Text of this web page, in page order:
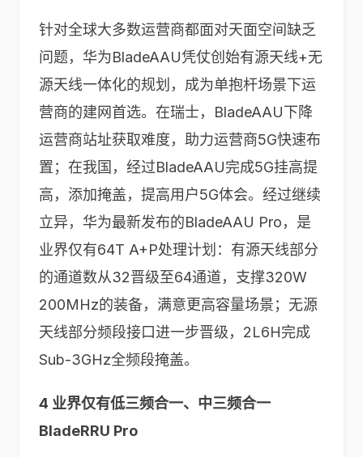
针对全球大多数运营商都面对天面空间缺乏
问题，华为BladeAAU凭仗创始有源天线+无
源天线一体化的规划，成为单抱杆场景下运
营商的建网首选。在瑞士，BladeAAU下降
运营商站址获取难度，助力运营商5G快速布
置；在我国，经过BladeAAU完成5G挂高提
高，添加掩盖，提高用户5G体会。经过继续
立异，华为最新发布的BladeAAU Pro，是
业界仅有64T A+P处理计划：有源天线部分
的通道数从32晋级至64通道，支撑320W
200MHz的装备，满意更高容量场景；无源
天线部分频段接口进一步晋级，2L6H完成
Sub-3GHz全频段掩盖。
4 业界仅有低三频合一、中三频合一
BladeRRU Pro